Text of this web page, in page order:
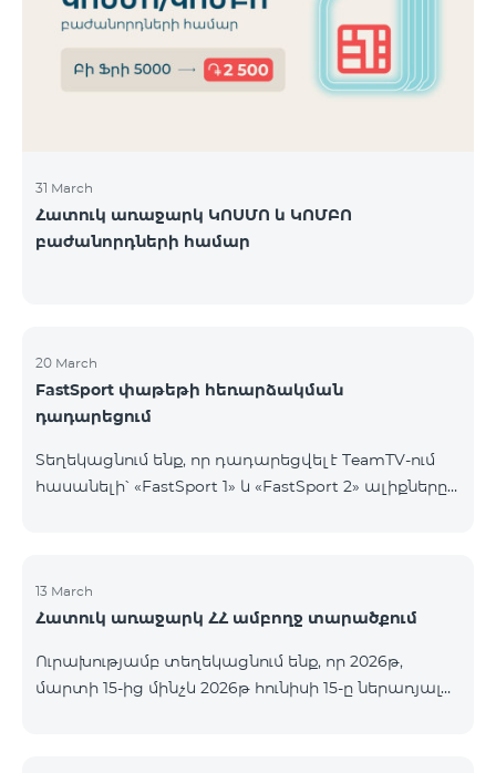
31 March
Հատուկ առաջարկ ԿՈՍՄՈ և ԿՈՄԲՈ
բաժանորդների համար
20 March
FastSport փաթեթի հեռարձակման
դադարեցում
Տեղեկացնում ենք, որ դադարեցվել է TeamTV-ում
հասանելի՝ «FastSport 1» և «FastSport 2» ալիքները
Հարցերի կամ լրացուցիչ տեղեկությունների
համար խնդրում ենք դիմել «Ֆասթ Մեդիա»
13 March
Հատուկ առաջարկ ՀՀ ամբողջ տարածքում
Ուրախությամբ տեղեկացնում ենք, որ 2026թ,
մարտի 15-ից մինչև 2026թ հունիսի 15-ը ներառյալ